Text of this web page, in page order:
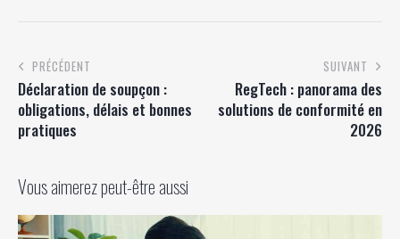
PRÉCÉDENT
Déclaration de soupçon :
obligations, délais et bonnes
pratiques
SUIVANT
RegTech : panorama des
solutions de conformité en
2026
Vous aimerez peut-être aussi